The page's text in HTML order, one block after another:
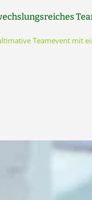
Teamevent mit